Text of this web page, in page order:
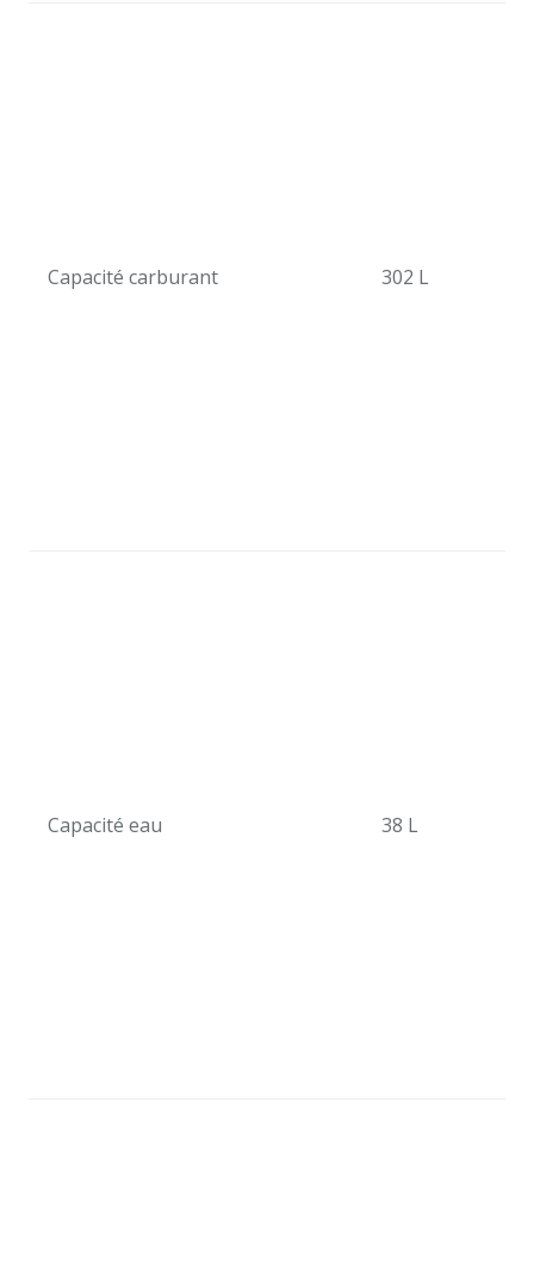
Capacité carburant 302 L
Capacité eau 38 L